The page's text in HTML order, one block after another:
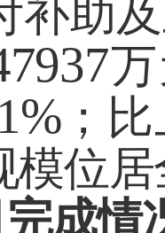
补助
；
模位
成情